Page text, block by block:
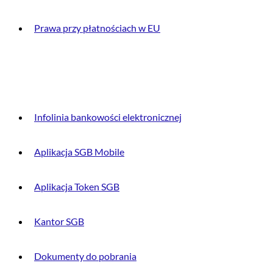
Prawa przy płatnościach w EU
Infolinia bankowości elektronicznej
Aplikacja SGB Mobile
Aplikacja Token SGB
Kantor SGB
Dokumenty do pobrania